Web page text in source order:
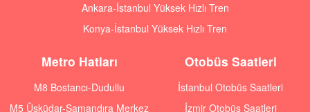
Ankara-İstanbul Yüksek Hızlı Tren
Konya-İstanbul Yüksek Hızlı Tren
Metro Hatları
M8 Bostancı-Dudullu
M5 Üsküdar-Samandıra Merkez
Otobüs Saatleri
İstanbul Otobüs Saatleri
İzmir Otobüs Saatleri